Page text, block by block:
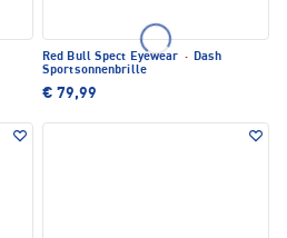
Red Bull Spect Eyewear · Dash
Sportsonnenbrille
€ 79,99